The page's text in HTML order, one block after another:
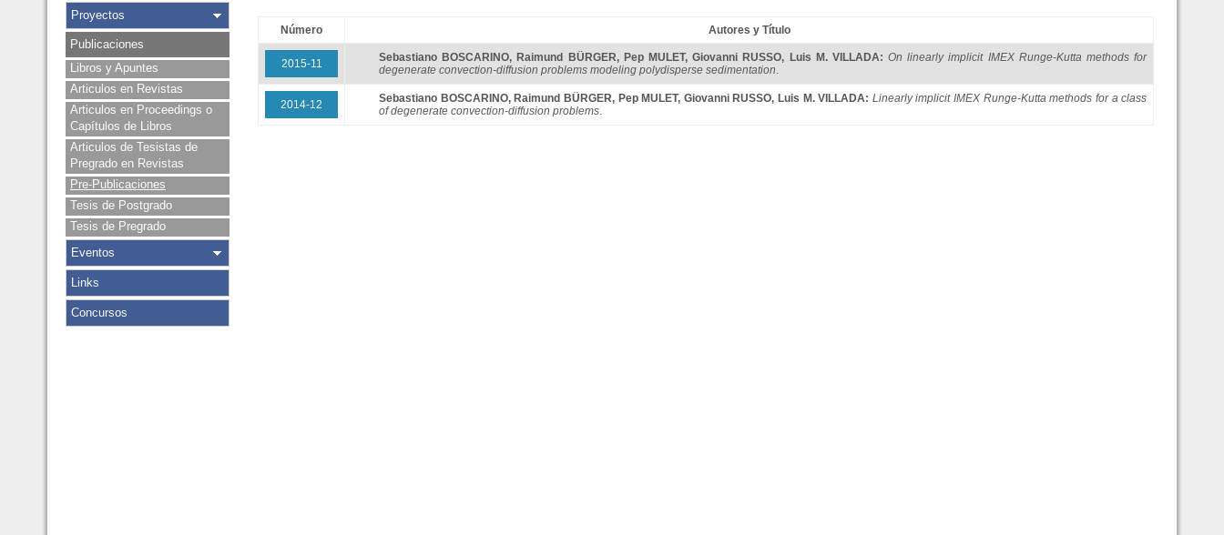
Proyectos
Publicaciones
Libros y Apuntes
Articulos en Revistas
Articulos en Proceedings o
Capítulos de Libros
Articulos de Tesistas de
Pregrado en Revistas
Pre-Publicaciones
Tesis de Postgrado
Tesis de Pregrado
Eventos
Links
Concursos
Número Autores y Título
2015-11 Sebastiano BOSCARINO, Raimund BÜRGER, Pep MULET,Giovanni RUSSO, Luis M. VILLADA:On linearly implicit IMEX Runge-Kutta methods for
degenerate convection-diffusion problems modeling polydisperse sedimentation.
2014-12 Sebastiano BOSCARINO, Raimund BÜRGER, Pep MULET, Giovanni RUSSO, Luis M. VILLADA: Linearly implicit IMEX Runge-Kutta methods for a class
of degenerate convection-diffusion problems.